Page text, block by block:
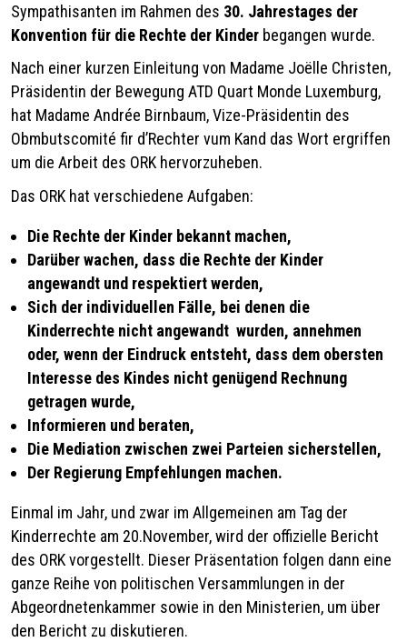
Sympathisanten im Rahmen des 30. Jahrestages der
Konvention für die Rechte der Kinder begangen wurde.
Nach einer kurzen Einleitung von Madame Joëlle Christen,
Präsidentin der Bewegung ATD Quart Monde Luxemburg,
hat Madame Andrée Birnbaum, Vize-Präsidentin des
Obmbutscomité fir d’Rechter vum Kand das Wort ergriffen
um die Arbeit des ORK hervorzuheben.
Das ORK hat verschiedene Aufgaben:
Die Rechte der Kinder bekannt machen,
Darüber wachen, dass die Rechte der Kinder
angewandt und respektiert werden,
Sich der individuellen Fälle, bei denen die
Kinderrechte nicht angewandt wurden, annehmen
oder, wenn der Eindruck entsteht, dass dem obersten
Interesse des Kindes nicht genügend Rechnung
getragen wurde,
Informieren und beraten,
Die Mediation zwischen zwei Parteien sicherstellen,
Der Regierung Empfehlungen machen.
Einmal im Jahr, und zwar im Allgemeinen am Tag der
Kinderrechte am 20.November, wird der offizielle Bericht
des ORK vorgestellt. Dieser Präsentation folgen dann eine
ganze Reihe von politischen Versammlungen in der
Abgeordnetenkammer sowie in den Ministerien, um über
den Bericht zu diskutieren.